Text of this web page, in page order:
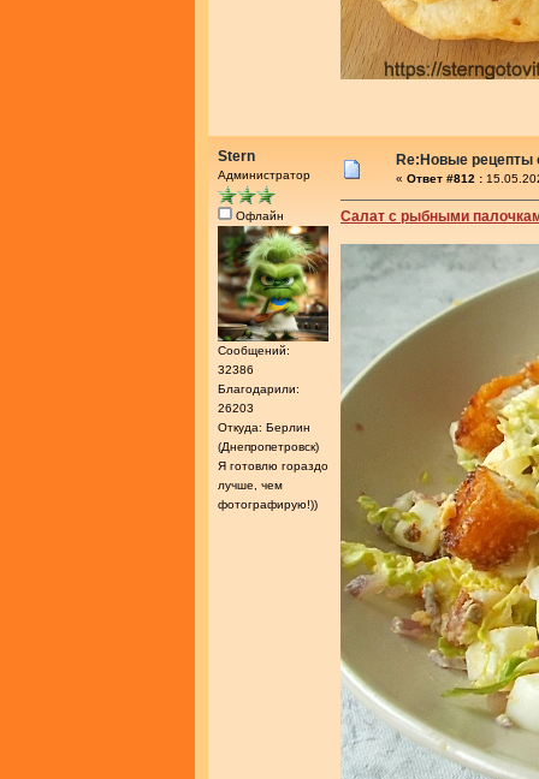
Stern
Администратор
Офлайн
Сообщений:
32386
Благодарили:
26203
Откуда: Берлин
(Днепропетровск)
Я готовлю гораздо
лучше, чем
фотографирую!))
Re:Новые рецепты
« Ответ #812 :
Салат с рыбными